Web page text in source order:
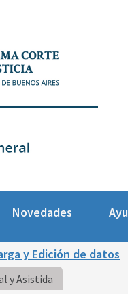
Novedades
y Edición de datos
y Asistida